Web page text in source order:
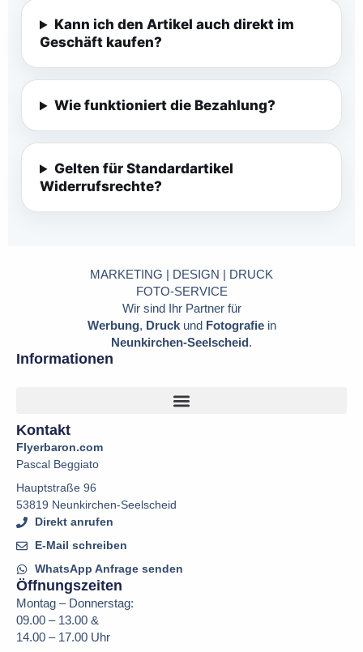
Kann ich den Artikel auch direkt im
Geschäft kaufen?
Wie funktioniert die Bezahlung?
Gelten für Standardartikel
Widerrufsrechte?
MARKETING | DESIGN | DRUCK
FOTO-SERVICE
Wir sind Ihr Partner für
Werbung, Druckund Fotografiein
Neunkirchen-Seelscheid.
Informationen
Kontakt
Flyerbaron.com
Pascal Beggiato
Hauptstraße 96
53819 Neunkirchen-Seelscheid
Direkt anrufen
E-Mail schreiben
WhatsApp Anfrage senden
Öffnungszeiten
Montag – Donnerstag:
09.00 – 13.00 &
14.00 – 17.00 Uhr